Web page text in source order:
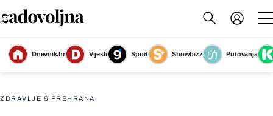
Dnevnik.hr Vijesti Sport Showbizz
Putovanja
Slika nije dostupna
ZDRAVLJE & PREHRANA